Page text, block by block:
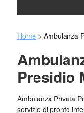
Home > Ambulanza
Presidio
Ambulanza Privata
servizio di pronto